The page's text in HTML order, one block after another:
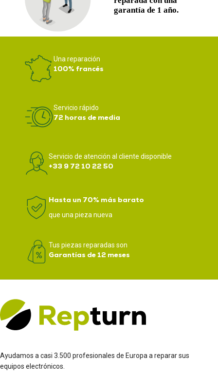
Una reparación
100% francés
Servicio rápido
72 horas de media
Servicio de atención al cliente disponible
+33 9 72 10 22 50
Hasta un 70% más barato
que una pieza nueva
Tus piezas reparadas son
Garantías de 12 meses
Ayudamos a casi 3.500 profesionales de Europa a reparar sus
equipos electrónicos.